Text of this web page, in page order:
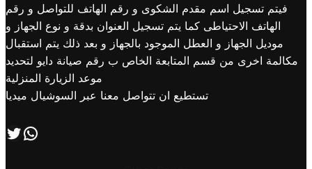
فيتم تسجيل اسم مقدم الشكوى و رقم الهاتف للتواصل و رقم
الهاتف الاحتياطى كما يتم تسجيل العنوان بدقة و نوع الجهاز و
موديل الجهاز و العطل الموجود بالجهاز و بعد ذلك يتم استقبال
مكالمة اخرى من قسم المتابعة الخاص ب رقم صيانة دايو لتحديد
موعد الزيارة المنزلية
تستطيع ان تتواصل معنا عبر السوشيال ميديا
تابعنا علي صفحة التويتر اتصل بنا علي طريق الوتساب